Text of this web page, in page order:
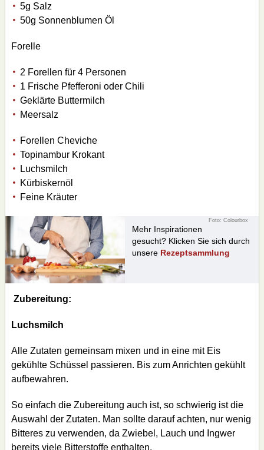
5g Salz
50g Sonnenblumen Öl
Forelle
2 Forellen für 4 Personen
1 Frische Pfefferoni oder Chili
Geklärte Buttermilch
Meersalz
Forellen Cheviche
Topinambur Krokant
Luchsmilch
Kürbiskernöl
Feine Kräuter
Foto: Colourbox
Mehr Inspirationen
gesucht? Klicken Sie sich durch
unsere Rezeptsammlung
Zubereitung:
Luchsmilch
Alle Zutaten gemeinsam mixen und in eine mit Eis
gekühlte Schüssel passieren. Bis zum Anrichten gekühlt
aufbewahren.
So einfach die Zubereitung auch ist, so schwierig ist die
Auswahl der Zutaten. Man sollte darauf achten, nur wenig
Bitteres zu verwenden, da Zwiebel, Lauch und Ingwer
bereits viele Bitterstoffe enthalten.